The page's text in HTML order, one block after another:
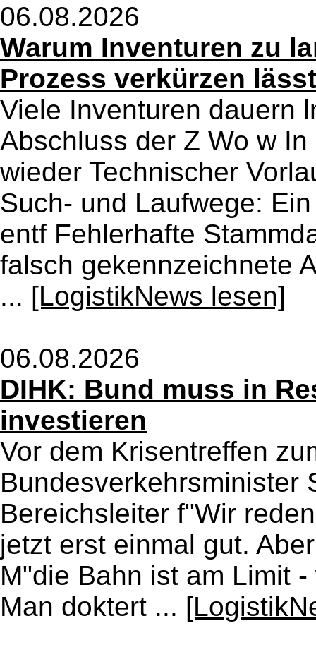
06.08.2026
Warum Inventuren zu
Prozess verkürzen lässt
Viele Inventuren dauern
Abschluss der Z Wo w
wieder Technischer
Such- und Laufwege:
entf Fehlerhafte
falsch gekennzeichnete
... [LogistikNews lesen]
06.08.2026
DIHK: Bund muss in
investieren
Vor dem Krisentreffen
Bundesverkehrsminister
Bereichsleiter f"Wir
jetzt erst einmal gut.
M"die Bahn ist am Limit
Man doktert ...